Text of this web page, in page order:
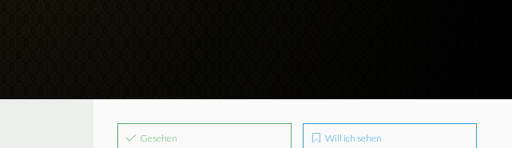
Gesehen Will ich sehen